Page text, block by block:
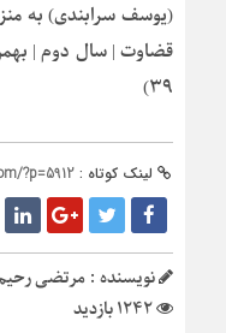
(یوسف سرابندی) به
۳۹)
لینک کوتاه : ?p=5912
نویسنده : مرتضی